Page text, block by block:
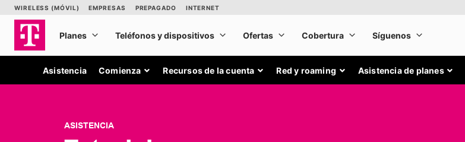
Asistencia Comienza Recursos de la cuenta Red y roaming Asistencia de planes
ASISTENCIA